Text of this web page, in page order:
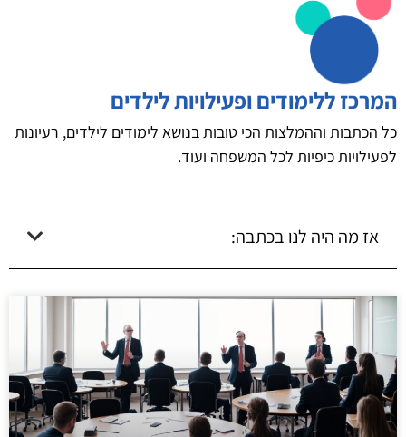
המרכז ללימודים ופעילויות לילדים
כל הכתבות וההמלצות הכי טובות בנושא לימודים לילדים, רעיונות
לפעילויות כיפיות לכל המשפחה ועוד.
אז מה היה לנו בכתבה: